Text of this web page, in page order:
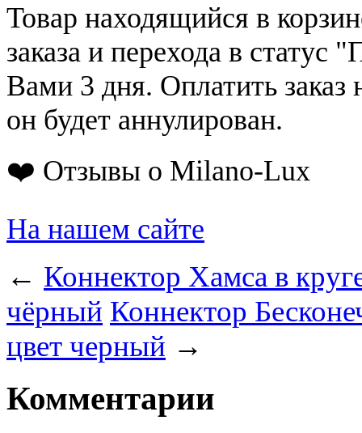
Товар находящийся в
заказа и перехода в статус
Вами 3 дня. Оплатить заказ
он будет аннулирован.
❤️ Отзывы о Milano-Lux
На нашем сайте
← Коннектор Хамса в
чёрный Коннектор
цвет черный →
Комментарии